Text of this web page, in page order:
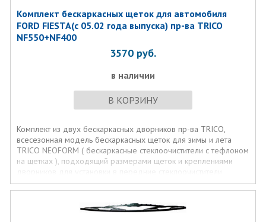
Комплект бескаркасных щеток для автомобиля
FORD FIESTA(с 05.02 года выпуска) пр-ва TRICO
NF550+NF400
3570 руб.
в наличии
В КОРЗИНУ
Комплект из двух бескаркасных дворников пр-ва TRICO,
всесезонная модель бескаркасных щеток для зимы и лета
TRICO NEOFORM ( бескаркасные стеклоочистители с тефлоном
на щетках ), подходящий размерами щеток и креплениями
автомобилей FORD FIESTA(с 05.02 года выпуска)